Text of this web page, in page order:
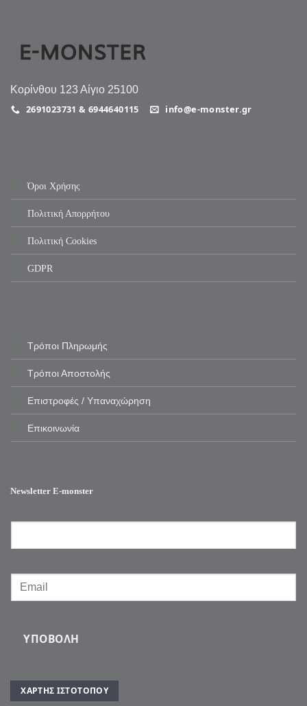
Κορίνθου 123 Αίγιο 25100
2691023731 & 6944640115 info@e-monster.gr
Όροι Χρήσης
Πολιτική Απορρήτου
Πολιτική Cookies
GDPR
Τρόποι Πληρωμής
Τρόποι Αποστολής
Επιστροφές / Υπαναχώρηση
Επικοινωνία
Newsletter E-monster
ΥΠΟΒΟΛΉ
ΧΆΡΤΗΣ ΙΣΤΌΤΟΠΟΥ